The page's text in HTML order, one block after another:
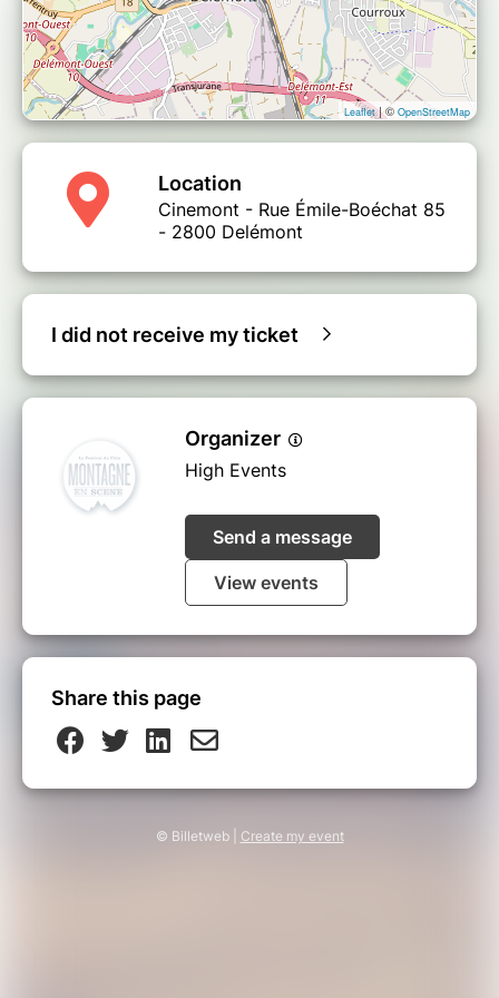
Leaflet| © OpenStreetMap
Location
Cinemont - Rue Émile-Boéchat 85
- 2800 Delémont
I did not receive my ticket
Organizer
High Events
Send a message
View events
Share this page
© Billetweb | Create my event